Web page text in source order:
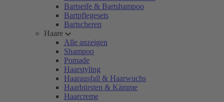
Bartseife & Bartshampoo
Bartpflegesets
Bartscheren
Haare
Alle anzeigen
Shampoo
Pomade
Haarstyling
Haarausfall & Haarwuchs
Haarbürsten & Kämme
Haarcreme